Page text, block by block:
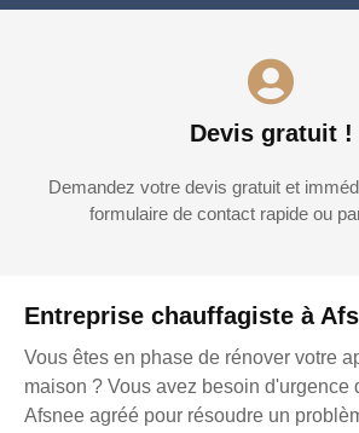
Entreprise chauffagiste à
Vous êtes en phase de rénover votre
maison ? Vous avez besoin d'urgence
Afsnee agréé pour résoudre un
Devis gratuit !
Demandez votre devis gratuit et
formulaire de contact rapide ou